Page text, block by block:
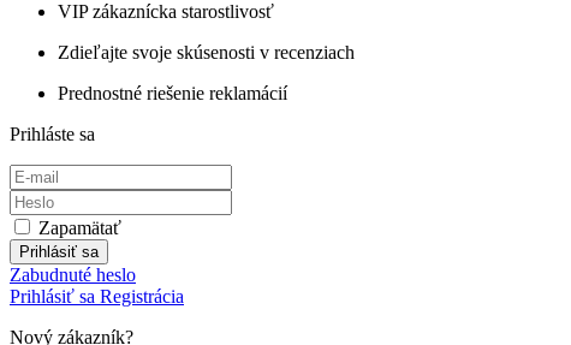
VIP zákaznícka starostlivosť
Zdieľajte svoje skúsenosti v recenziach
Prednostné riešenie reklamácií
Prihláste sa
Zapamätať
Prihlásiť sa
Zabudnuté heslo
Prihlásiť sa Registrácia
Nový zákazník?